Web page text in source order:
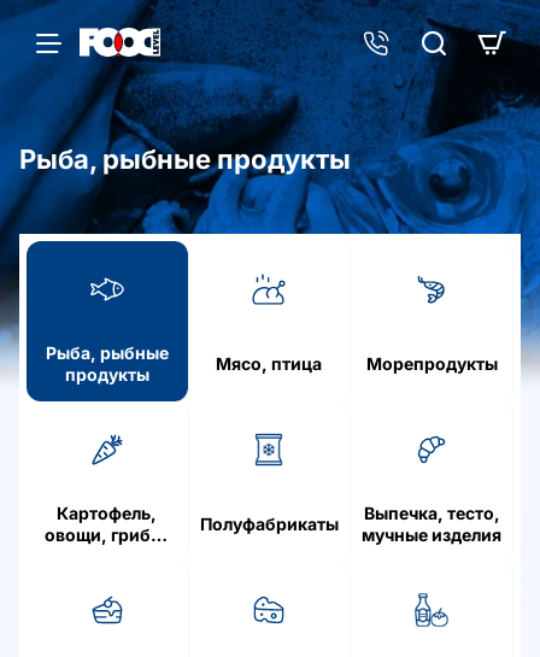
h
o
m
e
Рыба, рыбные продукты
Рыба, рыбные
продукты
Мясо, птица Морепродукты
Картофель,
овощи, грибы,
Полуфабрикаты
Выпечка, тесто,
мучные изделия